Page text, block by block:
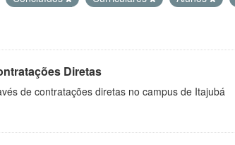
Diretas
de contratações diretas no campus de Itajubá